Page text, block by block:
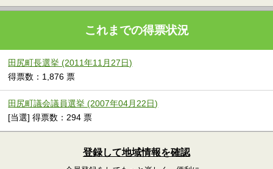
これまでの得票状況
田尻町長選挙 (2011年11月27日)
得票数：1,876 票
田尻町議会議員選挙 (2007年04月22日)
[当選] 得票数：294 票
登録して地域情報を確認